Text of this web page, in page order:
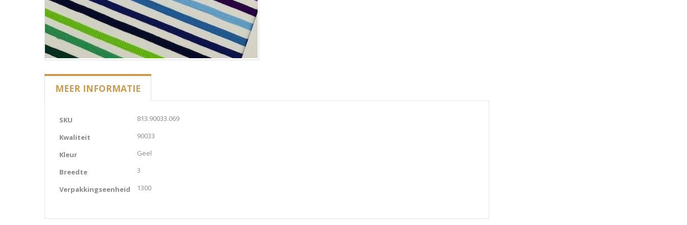
MEER INFORMATIE
SKU 813.90033.069
Kwaliteit 90033
Kleur Geel
Breedte 3
Verpakkingseenheid 1300